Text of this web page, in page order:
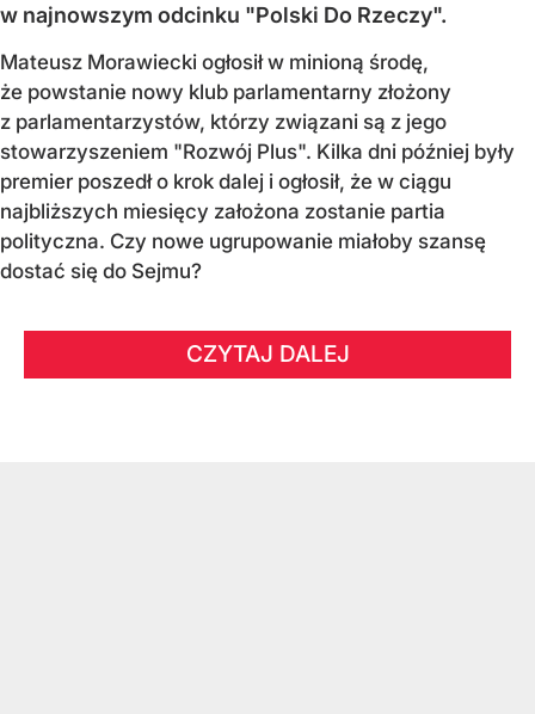
w najnowszym odcinku "Polski Do Rzeczy".
Mateusz Morawiecki ogłosił w minioną środę,
że powstanie nowy klub parlamentarny złożony
z parlamentarzystów, którzy związani są z jego
stowarzyszeniem "Rozwój Plus". Kilka dni później były
premier poszedł o krok dalej i ogłosił, że w ciągu
najbliższych miesięcy założona zostanie partia
polityczna. Czy nowe ugrupowanie miałoby szansę
dostać się do Sejmu?
CZYTAJ DALEJ